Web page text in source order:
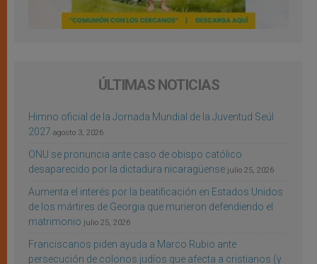
ÚLTIMAS NOTICIAS
Himno oficial de la Jornada Mundial de la Juventud Seúl
2027 agosto 3, 2026
ONU se pronuncia ante caso de obispo católico
desaparecido por la dictadura nicaragüense julio 25, 2026
Aumenta el interés por la beatificación en Estados Unidos
de los mártires de Georgia que murieron defendiendo el
matrimonio julio 25, 2026
Franciscanos piden ayuda a Marco Rubio ante
persecución de colonos judíos que afecta a cristianos (y